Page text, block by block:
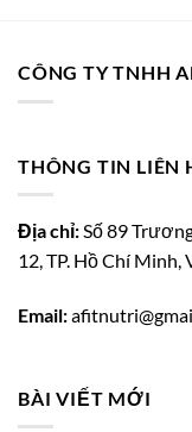
CÔNG TY TNHH
THÔNG TIN LIÊN
Địa chỉ:Số 89
12, TP. Hồ Chí Minh,
Email:afitnutri@
BÀI VIẾT MỚI